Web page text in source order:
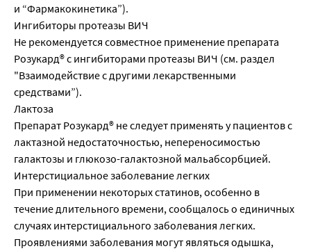
и “Фармакокинетика”).
Ингибиторы протеазы ВИЧ
Не рекомендуется совместное применение препарата
Розукард® с ингибиторами протеазы ВИЧ (см. раздел
"Взаимодействие с другими лекарственными
средствами”).
Лактоза
Препарат Розукард® не следует применять у пациентов с
лактазной недостаточностью, непереносимостью
галактозы и глюкозо-галактозной мальабсорбцией.
Интерстициальное заболевание легких
При применении некоторых статинов, особенно в
течение длительного времени, сообщалось о единичных
случаях интерстициального заболевания легких.
Проявлениями заболевания могут являться одышка,